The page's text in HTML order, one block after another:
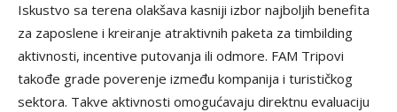
Iskustvo sa terena olakšava kasniji izbor najboljih benefita
za zaposlene i kreiranje atraktivnih paketa za timbilding
aktivnosti, incentive putovanja ili odmore. FAM Tripovi
takođe grade poverenje između kompanija i turističkog
sektora. Takve aktivnosti omogućavaju direktnu evaluaciju